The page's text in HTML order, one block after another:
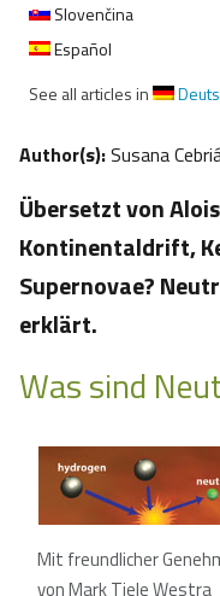
Slovenčina
Español
See all articles in
Author(s):Susana
Übersetzt von
Kontinentaldrift,
Supernovae?
erklärt.
Was sind
Mit freundlicher
von Mark Tiele Westra